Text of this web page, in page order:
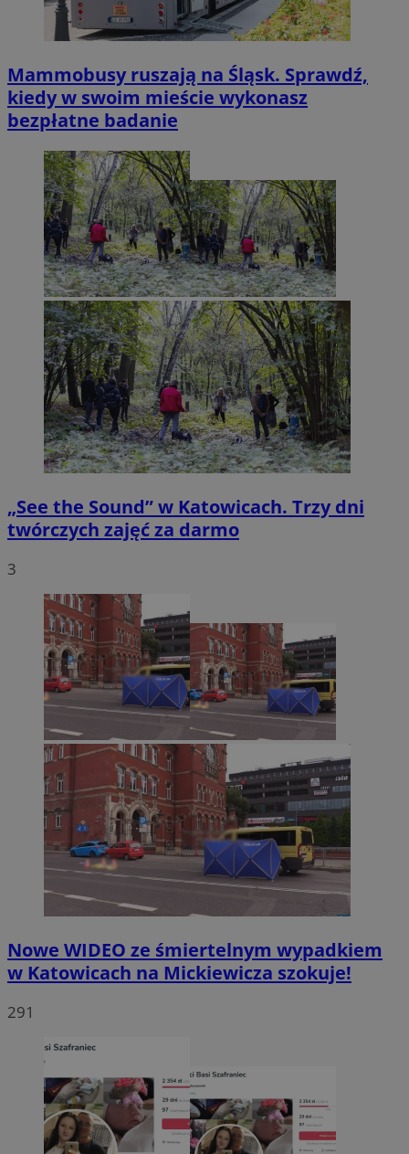
Mammobusy ruszają na Śląsk. Sprawdź,
kiedy w swoim mieście wykonasz
bezpłatne badanie
„See the Sound” w Katowicach. Trzy dni
twórczych zajęć za darmo
3
Nowe WIDEO ze śmiertelnym wypadkiem
w Katowicach na Mickiewicza szokuje!
291